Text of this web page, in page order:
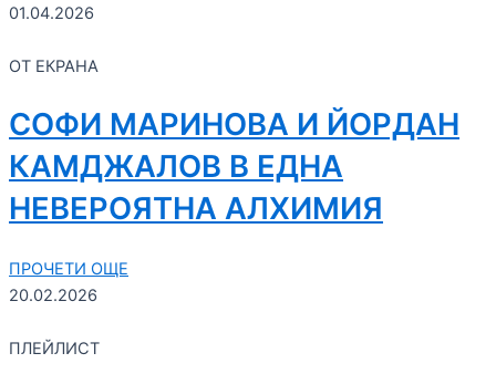
01.04.2026
ОТ ЕКРАНА
СОФИ МАРИНОВА И ЙОРДАН
КАМДЖАЛОВ В ЕДНА
НЕВЕРОЯТНА АЛХИМИЯ
ПРОЧЕТИ ОЩЕ
20.02.2026
ПЛЕЙЛИСТ